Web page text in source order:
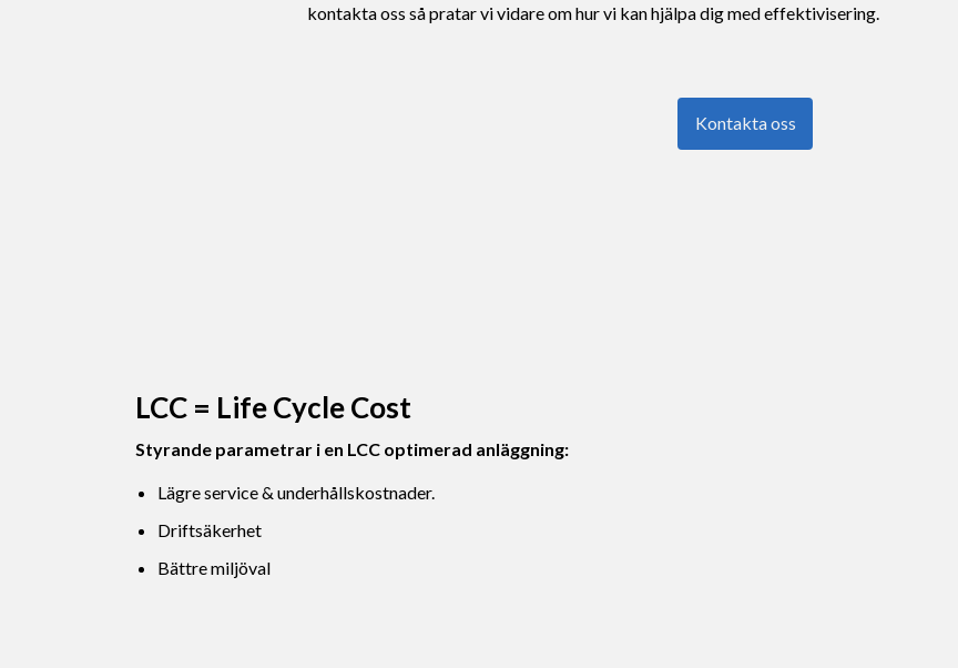
kontakta oss så pratar vi vidare om hur vi kan hjälpa dig med effektivisering.
Kontakta oss
LCC = Life Cycle Cost
Styrande parametrar i en LCC optimerad anläggning:
Lägre service & underhållskostnader.
Driftsäkerhet
Bättre miljöval